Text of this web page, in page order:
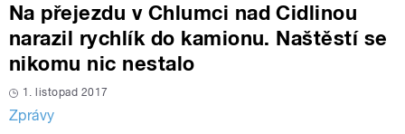
Na přejezdu v Chlumci nad Cidlinou
narazil rychlík do kamionu. Naštěstí se
nikomu nic nestalo
1. listopad 2017
Zprávy